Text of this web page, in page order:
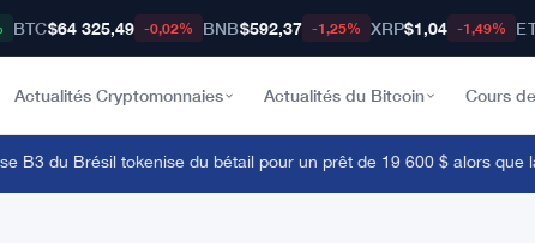
BTC$64 325,49 -0,02% BNB$592,37 -1,25% XRP$1,04 -1,49%
Actualités Cryptomonnaies Actualités du Bitcoin Cours
du Brésil tokenise du bétail pour un prêt de 19 600 $ alors que la